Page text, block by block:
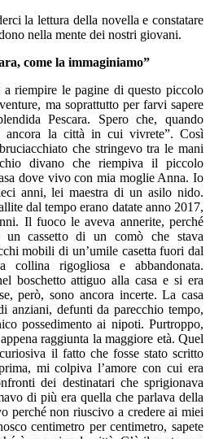
la lettura della novella e constatare
nella mente dei nostri giovani.
come la immaginiamo”
riempire le pagine di questo piccolo
ma soprattutto per farvi sapere
Pescara. Spero che, quando
ancora la città in cui vivrete”. Così
che stringevo tra le mani
divano che riempiva il piccolo
dove vivo con mia moglie Anna. Io
anni, lei maestra di un asilo nido.
dal tempo erano datate anno 2017,
Il fuoco le aveva annerite, perché
un cassetto di un comò che stava
mobili di un’umile casetta fuori dal
collina rigogliosa e abbandonata.
boschetto attiguo alla casa e si era
però, sono ancora incerte. La casa
anziani, defunti da parecchio tempo,
possedimento ai nipoti. Purtroppo,
raggiunta la maggiore età. Quel
il fatto che fosse stato scritto
mi colpiva l’amore con cui era
dei destinatari che sprigionava
di più era quella che parlava della
perché non riuscivo a credere ai miei
centimetro per centimetro, sapete